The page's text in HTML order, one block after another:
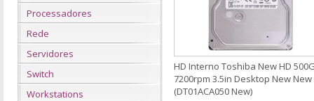
Processadores
Rede
Servidores
Switch
Workstations
HD Interno Toshiba New HD
7200rpm 3.5in Desktop New New
(DT01ACA050 New)